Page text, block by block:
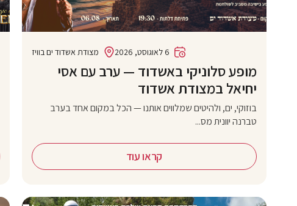
מצודת אשדוד ים בוויז 6 לאוגוסט, 2026
מופע סלוניקי באשדוד — ערב עם אסי
יחיאל במצודת אשדוד
בוזוקי, ים, ולהיטים שמלווים אותנו — הכל במקום אחד בערב
טברנה יוונית מס...
קראו עוד